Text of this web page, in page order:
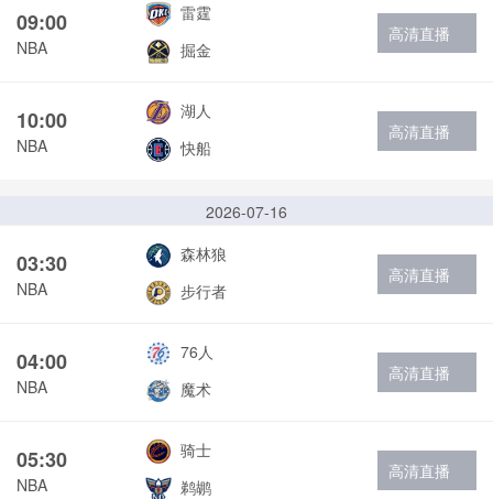
09:00
NBA
雷霆
掘金
高清直播
10:00
NBA
湖人
快船
高清直播
2026-07-16
03:30
NBA
森林狼
步行者
高清直播
04:00
NBA
76人
魔术
高清直播
05:30
NBA
骑士
鹈鹕
高清直播